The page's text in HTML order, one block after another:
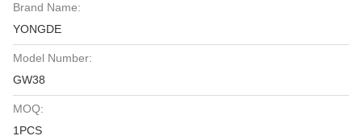
Brand Name:
YONGDE
Model Number:
GW38
MOQ:
1PCS